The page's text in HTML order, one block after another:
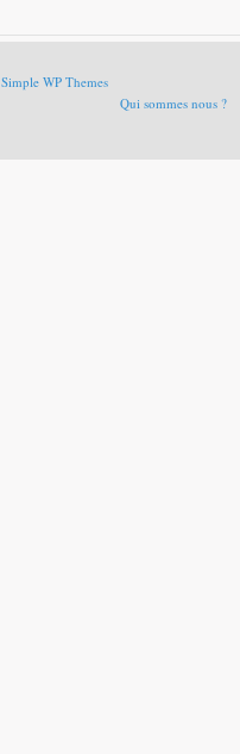
Simple WP Themes
Qui sommes nous ?